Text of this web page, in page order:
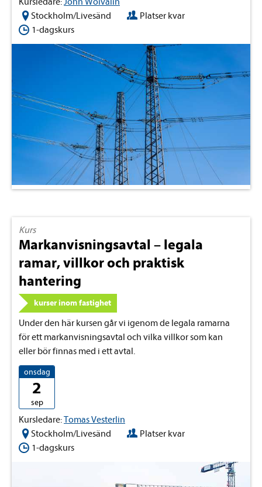
Stockholm/Livesänd
Platser kvar
1-dagskurs
Kurs
Markanvisningsavtal – legala
ramar, villkor och praktisk
hantering
kurser inom fastighet
Under den här kursen går vi igenom de legala ramarna
för ett markanvisningsavtal och vilka villkor som kan
eller bör finnas med i ett avtal.
onsdag
2
sep
Kursledare:Tomas Vesterlin
Stockholm/Livesänd
Platser kvar
1-dagskurs